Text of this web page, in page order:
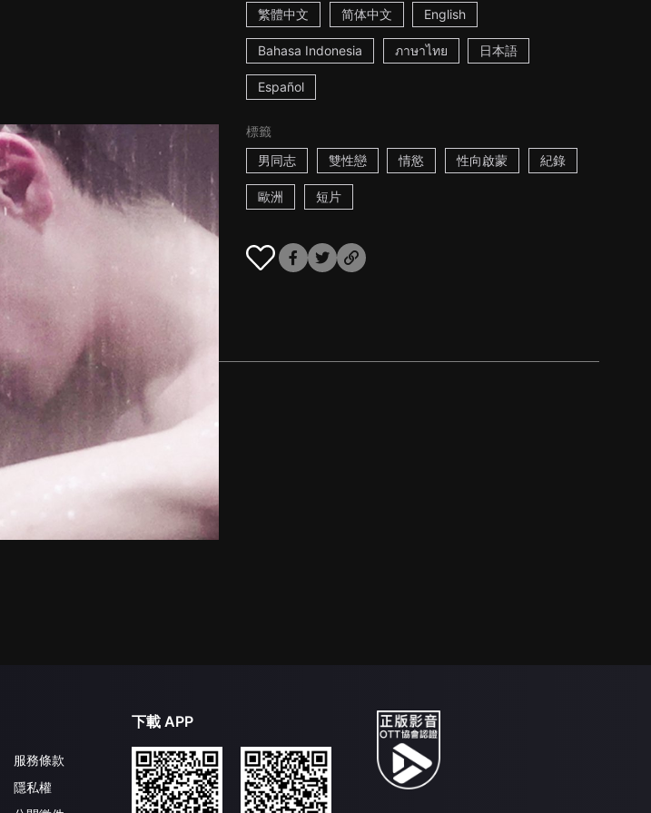
繁體中文 简体中文 English
Bahasa Indonesia ภาษาไทย 日本語
Español
標籤
男同志
雙性戀 情慾 性向啟蒙 紀錄
歐洲 短片
服務條款
隱私權
下載 APP